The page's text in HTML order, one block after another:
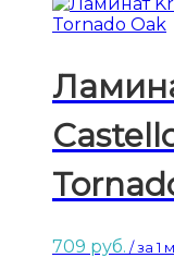
709 руб. / за 1